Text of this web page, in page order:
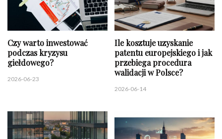
Czy warto inwestować
podczas kryzysu
giełdowego?
2026-06-23
Ile kosztuje uzyskanie
patentu europejskiego i jak
przebiega procedura
walidacji w Polsce?
2026-06-14